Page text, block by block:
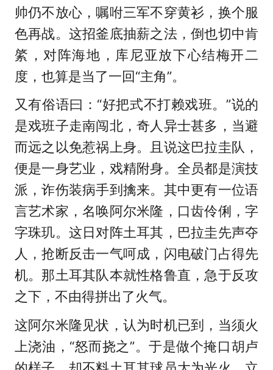
帅仍不放心，嘱咐三军不穿黄衫，换个服
色再战。这招釜底抽薪之法，倒也切中肯
綮，对阵海地，库尼亚放下心结梅开二
度，也算是当了一回“主角”。
又有俗语曰：“好把式不打赖戏班。”说的
是戏班子走南闯北，奇人异士甚多，当避
而远之以免惹祸上身。且说这巴拉圭队，
便是一身艺业，戏精附身。全员都是演技
派，诈伤装病手到擒来。其中更有一位语
言艺术家，名唤阿尔米隆，口齿伶俐，字
字珠玑。这日对阵土耳其，巴拉圭先声夺
人，抢断反击一气呵成，闪电破门占得先
机。那土耳其队本就性格鲁直，急于反攻
之下，不由得拼出了火气。
这阿尔米隆见状，认为时机已到，当须火
上浇油，“怒而挠之”。于是做个掩口胡卢